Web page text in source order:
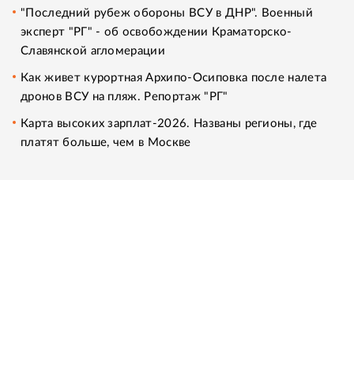
"Последний рубеж обороны ВСУ в ДНР". Военный
эксперт "РГ" - об освобождении Краматорско-
Славянской агломерации
Как живет курортная Архипо-Осиповка после налета
дронов ВСУ на пляж. Репортаж "РГ"
Карта высоких зарплат-2026. Названы регионы, где
платят больше, чем в Москве